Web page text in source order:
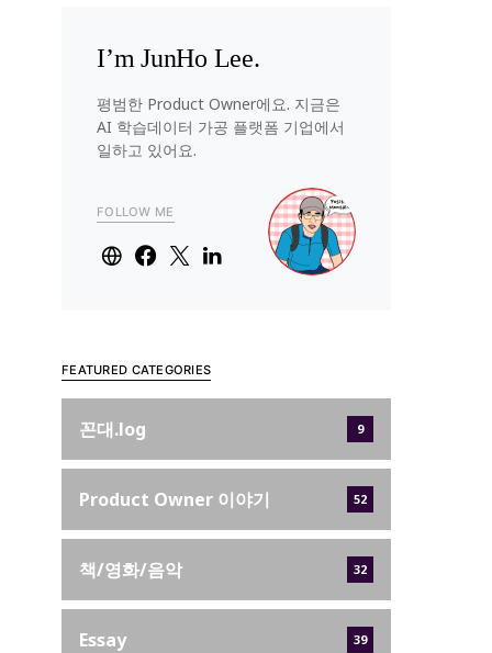
I’m JunHo Lee.
평범한 Product Owner에요. 지금은
AI 학습데이터 가공 플랫폼 기업에서
일하고 있어요.
FOLLOW ME
FEATURED CATEGORIES
꼰대.log 9
Product Owner 이야기 52
책/영화/음악 32
Essay 39